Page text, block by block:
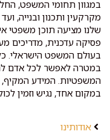
במגוון תחומי המשפט,
מקרקעין ותכנון ובנייה,
שלנו מציעה תוכן משפטי
פסיקה עדכנית, מדריכים
בעולם המשפט הישראלי.
במטרה לאפשר לכל אדם
המשפטיות. המידע המקיף,
במקום אחד, נגיש וזמין
אודותינו